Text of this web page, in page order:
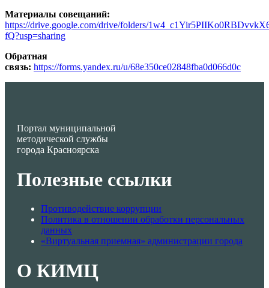
Материалы совещаний:
https://drive.google.com/drive/folders/
fQ?usp=sharing
Обратная
связь: https://forms.yandex.ru/u/68e350ce02848fba0d066d0c
Портал муниципальной
методической службы
города Красноярска
Полезные ссылки
Противодействие коррупции
Политика в отношении обработки персональных
данных
«Виртуальная приемная» администрации города
О КИМЦ